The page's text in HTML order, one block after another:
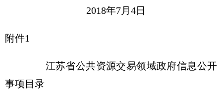
2018年7月4日
附件1
江苏省公共资源交易领域政府信息公开
事项目录